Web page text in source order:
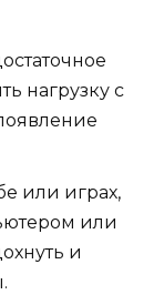
нагрузку с
или играх,
или
и